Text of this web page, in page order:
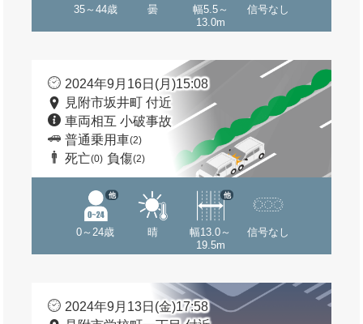
35～44歳 曇
幅5.5～
13.0m
信号なし
2024年9月16日(月)15:08
見附市坂井町 付近
車両相互 小破事故
普通乗用車(2)
死亡(0) 負傷(2)
0～24歳
他
晴
幅13.0～
19.5m
他
信号なし
2024年9月13日(金)17:58